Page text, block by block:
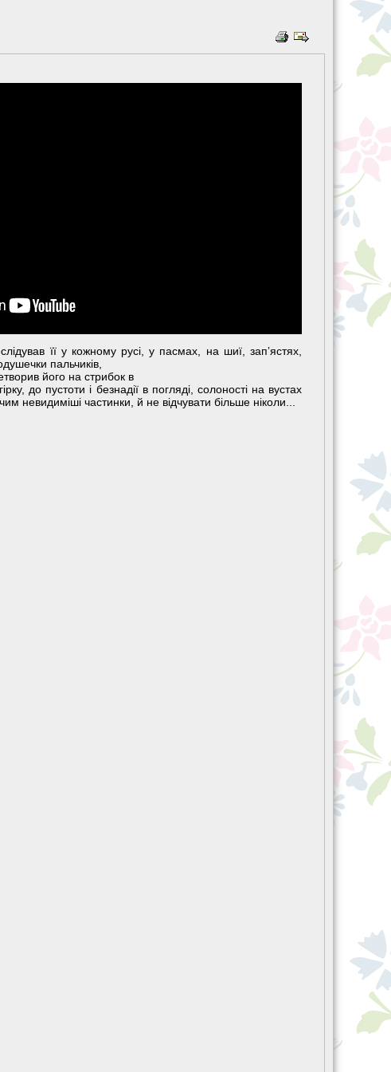
її у кожному русі, у пасмах, на шиї, запʼястях,
пальчиків,
його на стрибок в
до пустоти і безнадії в погляді, солоності на вустах
невидиміші частинки, й не відчувати більше ніколи...